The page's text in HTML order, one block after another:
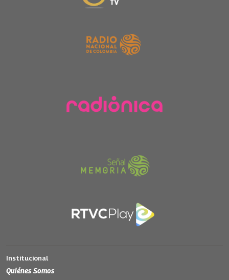
Institucional
Quiénes Somos